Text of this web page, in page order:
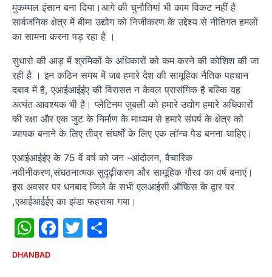
मुकम्मल इंसान बना दिया।आगे की चुनौतियां भी काम विकट नहीं है
सार्वजनिक क्षेत्र में बीमा उद्योग को निजीकरण के उद्देश्य से नीतिगत हमलों
का सामना करना पड़ रहा है ।
सुधारो की आड़ में श्रमिकों के अधिकारों को कम करने की कोशिश की जा
रही है । इन कठिन समय में जब हमारे देश की सामूहिक नैतिक पहचान
दबाव में है, एआईआईईए की विरासत न केवल प्रासंगिक है बल्कि यह
अत्यंत आवश्यक भी है। प्लेटिनम जुबली को हमारे उद्योग हमारे अधिकारों
की रक्षा और एक जुट के निर्माण के माध्यम से हमारे संघर्ष के क्षेत्र को
व्यापक बनाने के लिए तीव्र संघर्षों के लिए एक लॉन्च पैड बनना चाहिए।
एआईआईईए के 75 वें वर्ष को जन -आंदोलन, वैचारिक
नवीनीकरण,संघठनात्मक सुदृढ़ीकरण और सामूहिक गौरव का वर्ष बनाएं।
इस अवसर पर धनबाद जिले के सभी एलआईसी ऑफिस के द्वार पर
,एआईआईईए का झंडा फहराया गया।
WhatsApp
Facebook
Twitter
DHANBAD